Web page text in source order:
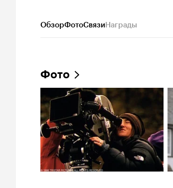
ОбзорФотоСвязиНаграды
Фото